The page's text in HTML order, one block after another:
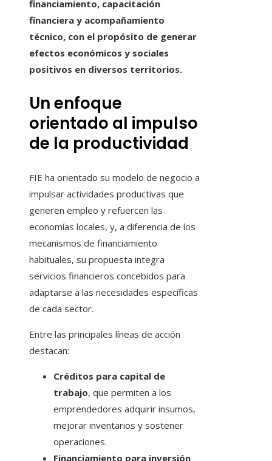
financiamiento, capacitación
financiera y acompañamiento
técnico, con el propósito de generar
efectos económicos y sociales
positivos en diversos territorios.
Un enfoque
orientado al impulso
de la productividad
FIE ha orientado su modelo de negocio a
impulsar actividades productivas que
generen empleo y refuercen las
economías locales, y, a diferencia de los
mecanismos de financiamiento
habituales, su propuesta integra
servicios financieros concebidos para
adaptarse a las necesidades específicas
de cada sector.
Entre las principales líneas de acción
destacan:
Créditos para capital de
trabajo, que permiten a los
emprendedores adquirir insumos,
mejorar inventarios y sostener
operaciones.
Financiamiento para inversión